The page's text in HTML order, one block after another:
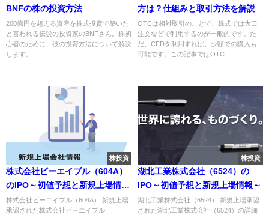
BNFの株の投資方法
200億円を超える資産を株式投資で築いた
と言われる伝説の投資家のBNFさん。株初
心者のために、彼の投資方法について解説
します。...
方は？仕組みと取引方法を解説
OTCは相対取引のことで、株式では大口
注文などで利用するのが一般的です。た
だ、CFDを利用すれば、少額での購入も
可能です。この記事ではOTC...
株投資
株式会社ビーエイブル（604A）
のIPO～初値予想と新規上場情報
～
株式会社ビーエイブル（604A） 新規上場
承認された株式会社ビーエイブル
株投資
湖北工業株式会社（6524）の
IPO～初値予想と新規上場情報～
湖北工業株式会社（6524） 新規上場承認
された湖北工業株式会社（6524）の詳細